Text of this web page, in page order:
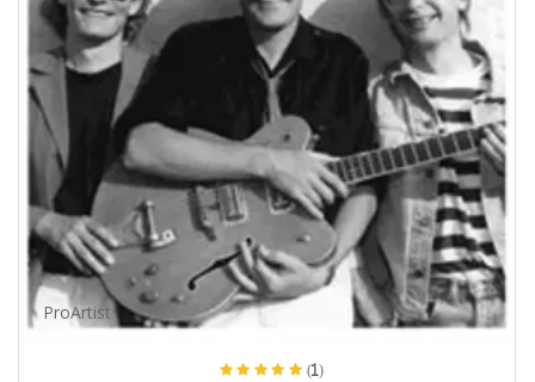
ProArtist
(1)